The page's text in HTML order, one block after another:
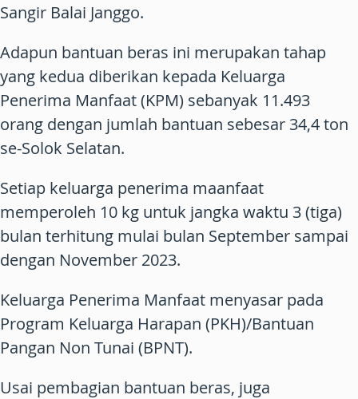
Sangir Balai Janggo.
Adapun bantuan beras ini merupakan tahap
yang kedua diberikan kepada Keluarga
Penerima Manfaat (KPM) sebanyak 11.493
orang dengan jumlah bantuan sebesar 34,4 ton
se-Solok Selatan.
Setiap keluarga penerima maanfaat
memperoleh 10 kg untuk jangka waktu 3 (tiga)
bulan terhitung mulai bulan September sampai
dengan November 2023.
Keluarga Penerima Manfaat menyasar pada
Program Keluarga Harapan (PKH)/Bantuan
Pangan Non Tunai (BPNT).
Usai pembagian bantuan beras, juga